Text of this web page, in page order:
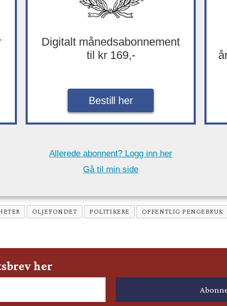
Digitalt månedsabonnement
til kr 169,-
Bestill her
Allerede abonnent? Logg inn her
Gå til min side
OLJEFONDET POLITIKERE OFFENTLIG PENGEBRUK
her